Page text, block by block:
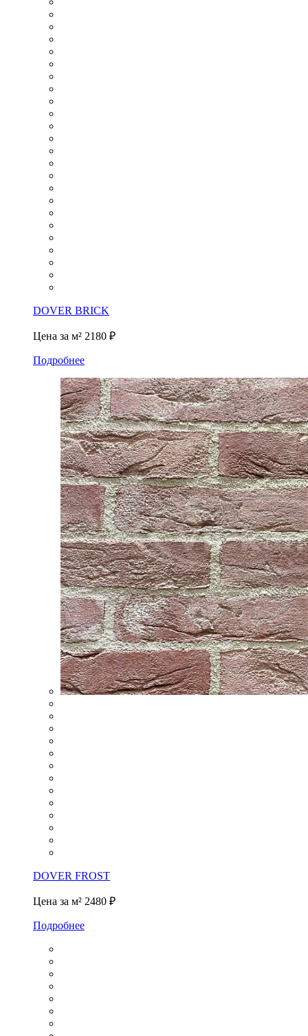
DOVER BRICK
Цена за м² 2180 ₽
Подробнее
DOVER FROST
Цена за м² 2480 ₽
Подробнее